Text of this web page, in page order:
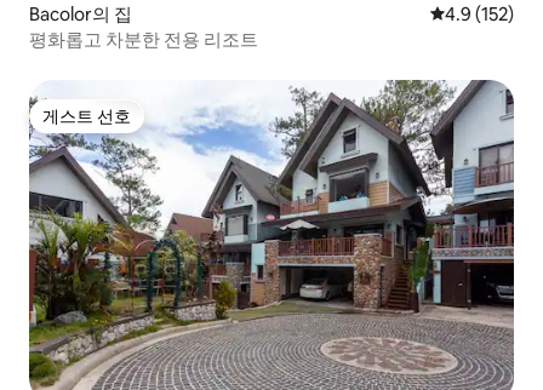
Bacolor의 집 평점 4.9점(5
4.9 (152)
평화롭고 차분한 전용 리조트
게스트 선호
게스트 선호